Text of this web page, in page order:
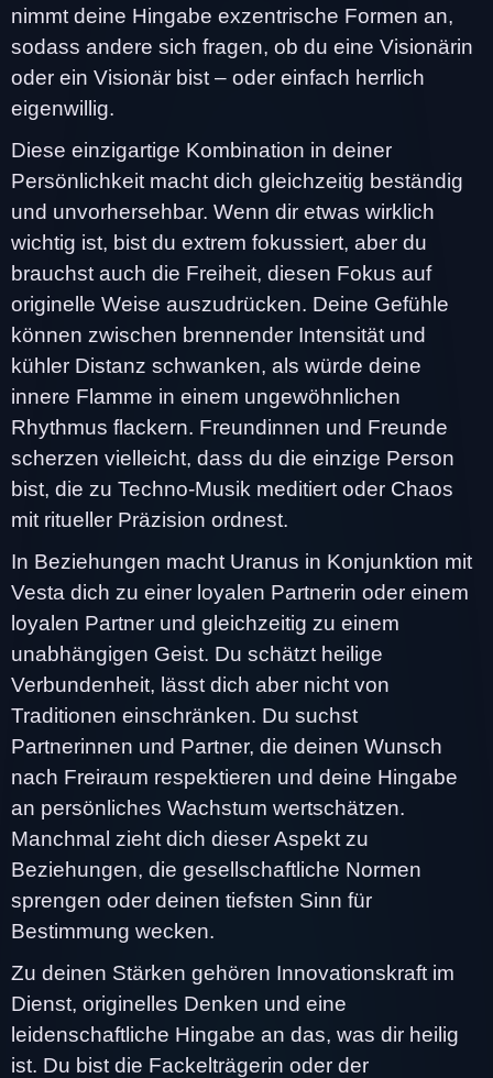
nimmt deine Hingabe exzentrische Formen an,
sodass andere sich fragen, ob du eine Visionärin
oder ein Visionär bist – oder einfach herrlich
eigenwillig.
Diese einzigartige Kombination in deiner
Persönlichkeit macht dich gleichzeitig beständig
und unvorhersehbar. Wenn dir etwas wirklich
wichtig ist, bist du extrem fokussiert, aber du
brauchst auch die Freiheit, diesen Fokus auf
originelle Weise auszudrücken. Deine Gefühle
können zwischen brennender Intensität und
kühler Distanz schwanken, als würde deine
innere Flamme in einem ungewöhnlichen
Rhythmus flackern. Freundinnen und Freunde
scherzen vielleicht, dass du die einzige Person
bist, die zu Techno-Musik meditiert oder Chaos
mit ritueller Präzision ordnest.
In Beziehungen macht Uranus in Konjunktion mit
Vesta dich zu einer loyalen Partnerin oder einem
loyalen Partner und gleichzeitig zu einem
unabhängigen Geist. Du schätzt heilige
Verbundenheit, lässt dich aber nicht von
Traditionen einschränken. Du suchst
Partnerinnen und Partner, die deinen Wunsch
nach Freiraum respektieren und deine Hingabe
an persönliches Wachstum wertschätzen.
Manchmal zieht dich dieser Aspekt zu
Beziehungen, die gesellschaftliche Normen
sprengen oder deinen tiefsten Sinn für
Bestimmung wecken.
Zu deinen Stärken gehören Innovationskraft im
Dienst, originelles Denken und eine
leidenschaftliche Hingabe an das, was dir heilig
ist. Du bist die Fackelträgerin oder der